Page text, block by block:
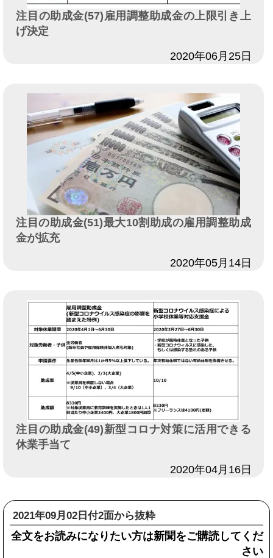
注目の助成金(57)雇用調整助成金の上限引き上
げ決定
2020年06月25日
注目の助成金(51)最大10割助成の雇用調整助成
金が拡充
2020年05月14日
注目の助成金(49)新型コロナ対策に活用できる
休業手当て
2020年04月16日
2021年09月02日付2面から抜粋
全文をお読みになりたい方は新聞をご購読してくだ
さい